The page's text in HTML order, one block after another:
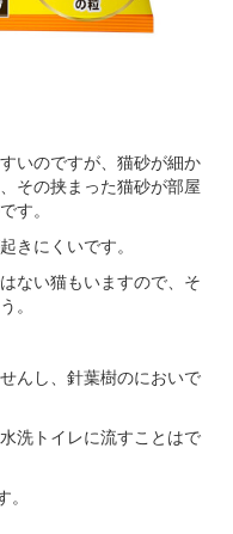
いのですが、猫砂が細か
その挟まった猫砂が部屋
す。
きにくいです。
ない猫もいますので、そ
。
んし、針葉樹のにおいで
洗トイレに流すことはで